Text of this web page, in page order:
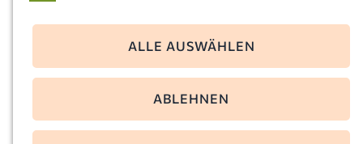
ng St. Konrad, Herne
44625 Herne
02323-64595
E-Mail:konrad-herne@kkoerg.de
ALLE AUSWÄHLEN
ABLEHNEN